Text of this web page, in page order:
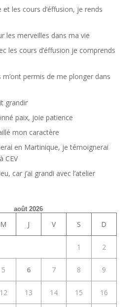
et les cours d’éffusion, je rends
les merveilles dans ma vie
les cours d’éffusion je comprends
m’ont permis de me plonger dans
grandir
paix, joie patience
mon caractère
en Martinique, je témoignerai
CEV
car j’ai grandi avec l’atelier
août 2026
M J V S D
1 2
5 6 7 8 9
12 13 14 15 16